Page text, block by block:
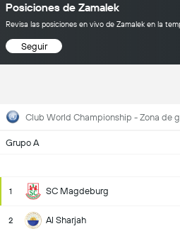
Posiciones de Zamalek
Revisa las posiciones en vivo de Zamalek en la
Seguir
Club World Championship - Zona de
Grupo A
1 SC Magdeburg
2 Al Sharjah